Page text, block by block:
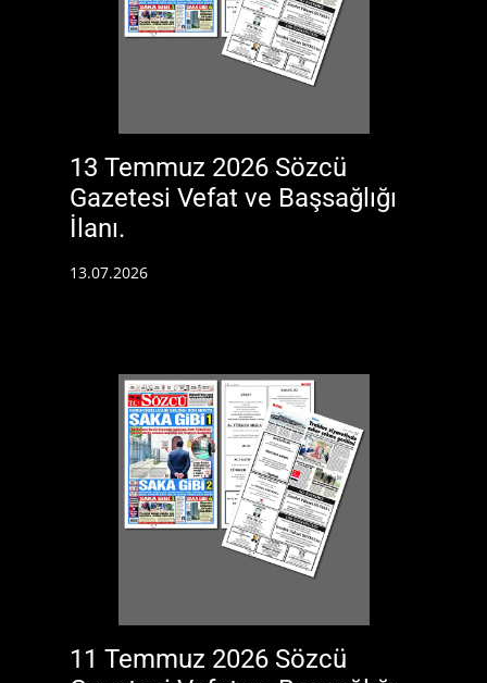
13 Temmuz 2026 Sözcü
Gazetesi Vefat ve Başsağlığı
İlanı.
13.07.2026
11 Temmuz 2026 Sözcü